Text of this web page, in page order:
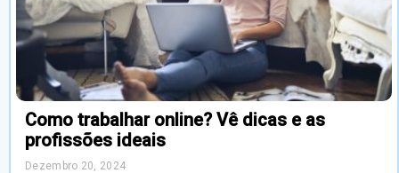
Como trabalhar online? Vê dicas e as
profissões ideais
Dezembro 20, 2024